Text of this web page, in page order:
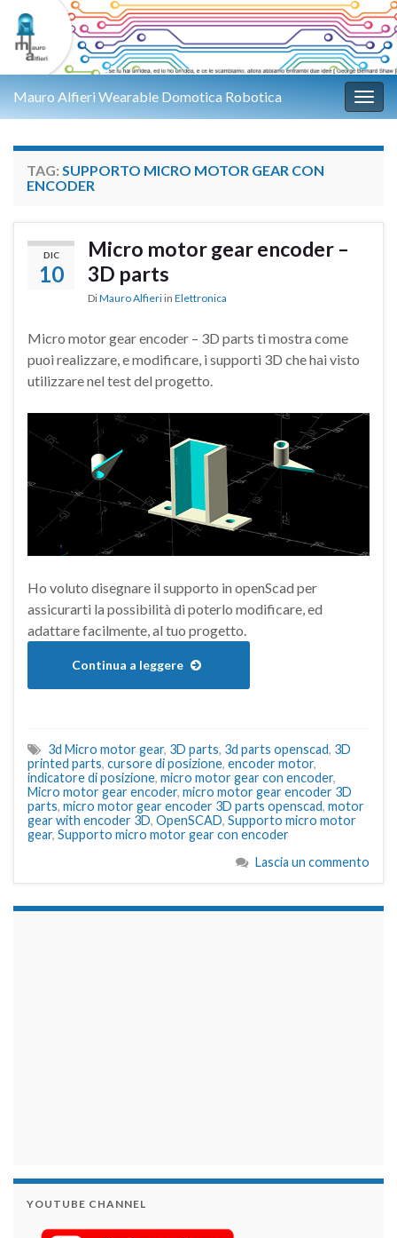
Mauro Alfieri Wearable Domotica Robotica
TAG: SUPPORTO MICRO MOTOR GEAR CON
ENCODER
DIC
10
Micro motor gear encoder –
3D parts
DiMauro Alfieri in Elettronica
Micro motor gear encoder – 3D parts ti mostra come
puoi realizzare, e modificare, i supporti 3D che hai visto
utilizzare nel test del progetto.
Ho voluto disegnare il supporto in openScad per
assicurarti la possibilità di poterlo modificare, ed
adattare facilmente, al tuo progetto.
Continua a leggere
3d Micro motor gear, 3D parts, 3d parts openscad, 3D
printed parts, cursore di posizione, encoder motor,
indicatore di posizione, micro motor gear con encoder,
Micro motor gear encoder, micro motor gear encoder 3D
parts, micro motor gear encoder 3D parts openscad, motor
gear with encoder 3D, OpenSCAD, Supporto micro motor
gear, Supporto micro motor gear con encoder
Lascia un commento
YOUTUBE CHANNEL